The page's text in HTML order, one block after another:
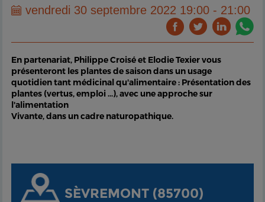
vendredi 30 septembre 2022 19:00 - 21:00
En partenariat, Philippe Croisé et Elodie Texier vous
présenteront les plantes de saison dans un usage
quotidien tant médicinal qu'alimentaire : Présentation des
plantes (vertus, emploi ...), avec une approche sur
l'alimentation
Vivante, dans un cadre naturopathique.
SÈVREMONT (85700)